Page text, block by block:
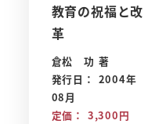
教育の祝福と改
革
倉松 功 著
発行日： 2004年
08月
定価： 3,300円